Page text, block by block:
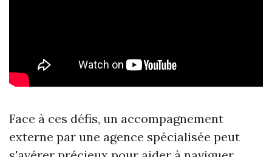
Face à ces défis, un accompagnement
externe par une agence spécialisée peut